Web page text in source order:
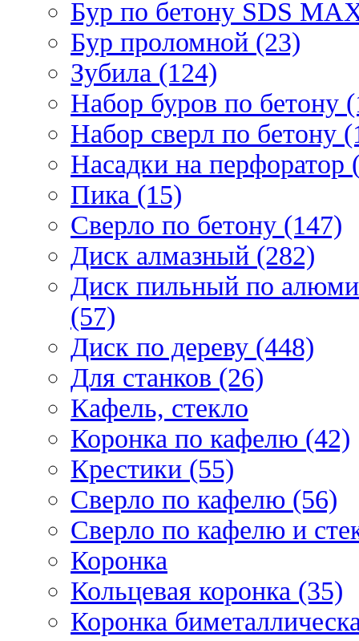
Бур по бетону SDS
Бур проломной (23)
Зубила (124)
Набор буров по бетону
Набор сверл по бетону
Насадки на перфоратор
Пика (15)
Сверло по бетону (147)
Диск алмазный (282)
Диск пильный по
(57)
Диск по дереву (448)
Для станков (26)
Кафель, стекло
Коронка по кафелю (42)
Крестики (55)
Сверло по кафелю (56)
Сверло по кафелю и
Коронка
Кольцевая коронка (35)
Коронка